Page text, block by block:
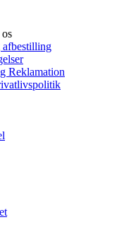
Reklamation